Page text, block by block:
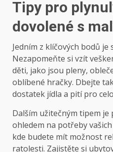
Tipy pro
dovolené s
Jedním z klíčových bodů
Nezapomeňte si vzít
děti, jako jsou pleny,
oblíbené hračky. Dbejte
dostatek jídla a pití pro
Dalším užitečným tipem je
ohledem na potřeby
kde budete mít možnost
ratolesti. Zajistěte si